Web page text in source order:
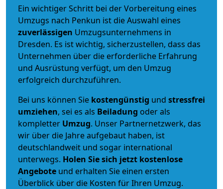
Ein wichtiger Schritt bei der Vorbereitung eines
Umzugs nach Penkun ist die Auswahl eines
zuverlässigen Umzugsunternehmens in
Dresden. Es ist wichtig, sicherzustellen, dass das
Unternehmen über die erforderliche Erfahrung
und Ausrüstung verfügt, um den Umzug
erfolgreich durchzuführen.
Bei uns können Sie kostengünstig und stressfrei
umziehen, sei es als Beiladung oder als
kompletter Umzug. Unser Partnernetzwerk, das
wir über die Jahre aufgebaut haben, ist
deutschlandweit und sogar international
unterwegs. Holen Sie sich jetzt kostenlose
Angebote und erhalten Sie einen ersten
Überblick über die Kosten für Ihren Umzug.